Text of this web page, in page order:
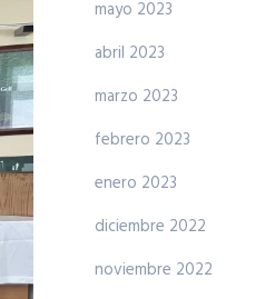
mayo 2023
abril 2023
marzo 2023
febrero 2023
enero 2023
diciembre 2022
noviembre 2022